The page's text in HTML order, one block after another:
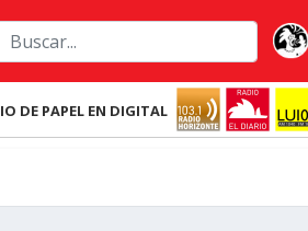
DE PAPEL EN DIGITAL